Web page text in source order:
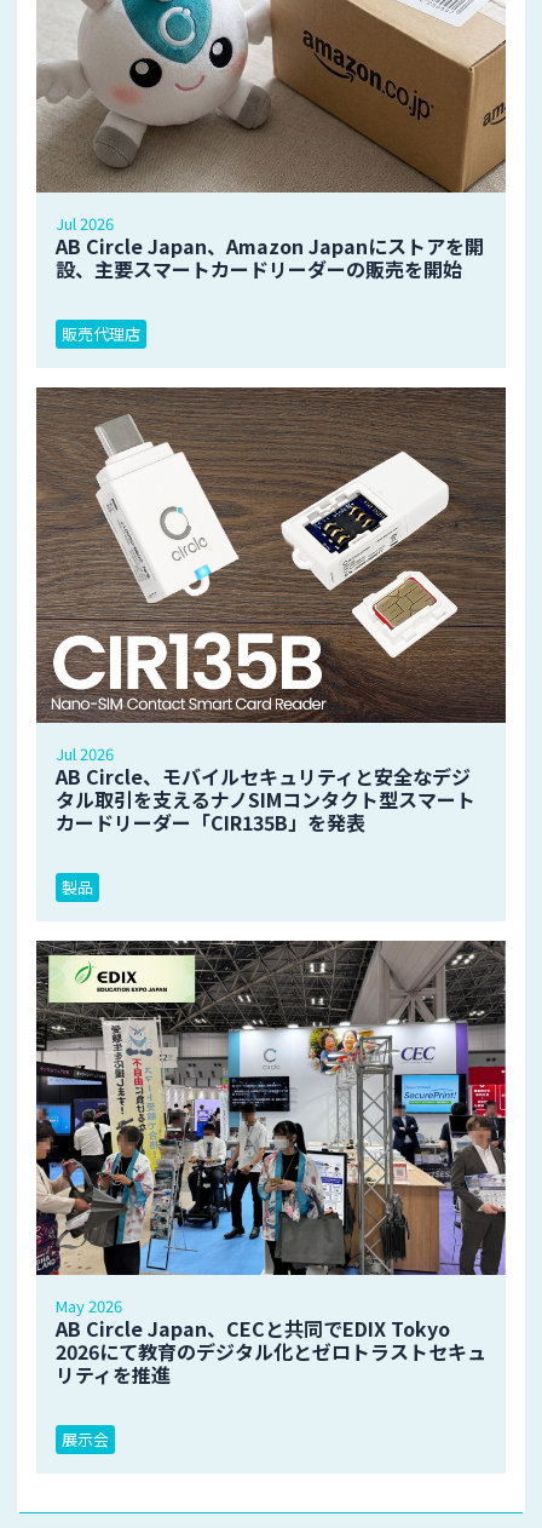
Jul 2026
AB Circle Japan、Amazon Japanにストアを開
設、主要スマートカードリーダーの販売を開始
販売代理店
Jul 2026
AB Circle、モバイルセキュリティと安全なデジ
タル取引を支えるナノSIMコンタクト型スマート
カードリーダー「CIR135B」を発表
製品
May 2026
AB Circle Japan、CECと共同でEDIX Tokyo
2026にて教育のデジタル化とゼロトラストセキュ
リティを推進
展示会